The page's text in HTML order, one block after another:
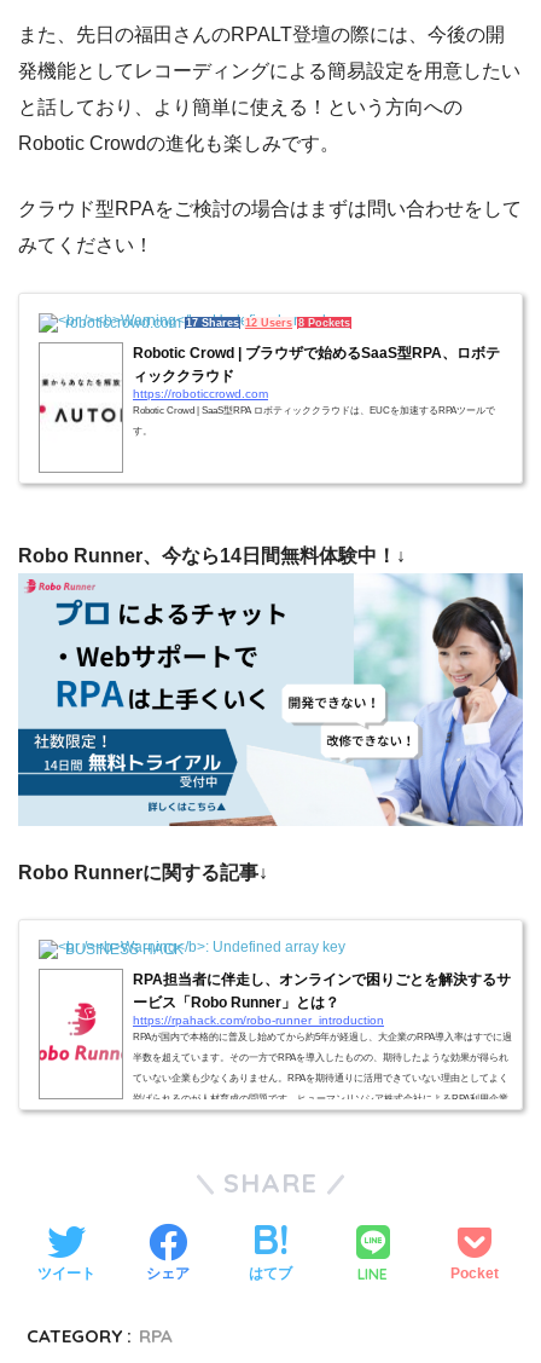
また、先日の福田さんのRPALT登壇の際には、今後の開
発機能としてレコーディングによる簡易設定を用意したい
と話しており、より簡単に使える！という方向への
Robotic Crowdの進化も楽しみです。
クラウド型RPAをご検討の場合はまずは問い合わせをして
みてください！
roboticcrowd.com 17 Shares 12 Users 8 Pockets
Robotic Crowd | ブラウザで始めるSaaS型RPA、ロボテ
ィッククラウド
https://roboticcrowd.com
Robotic Crowd | SaaS型RPA ロボティッククラウドは、EUCを加速するRPAツールで
す。
Robo Runner、今なら14日間無料体験中！↓
Robo Runnerに関する記事↓
BUSINESS HACK
RPA担当者に伴走し、オンラインで困りごとを解決するサ
ービス「Robo Runner」とは？
https://rpahack.com/robo-runner_introduction
RPAが国内で本格的に普及し始めてから約5年が経過し、大企業のRPA導入率はすでに過
半数を超えています。その一方でRPAを導入したものの、期待したような効果が得られ
ていない企業も少なくありません。RPAを期待通りに活用できていない理由としてよく
挙げられるのが人材育成の問題です。ヒューマンリソシア株式会社によるRPA利用企業
SHARE
ツイート シェア はてブ LINE Pocket
CATEGORY : RPA